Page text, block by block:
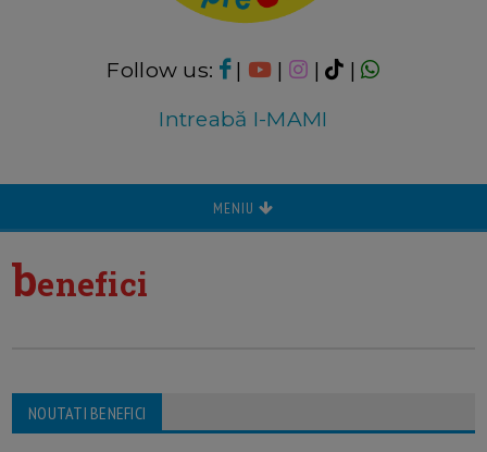
Follow us: | | |
|
Intreabă I-MAMI
MENIU
benefici
NOUTATI BENEFICI